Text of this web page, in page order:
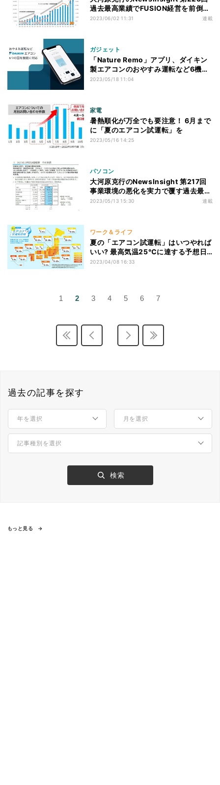
過去最高業績でFUSION経営を前倒
し、ダイキンが掲げる「一流の実行」
2023/06/02 11:31 連載
ガジェット
「Nature Remo」アプリ、ダイキン
製エアコンのおやすみ運転など6機能
に対応
2023/05/18 11:04
家電
暑熱順化が万全でも要注意！ 6月まで
に「夏のエアコン試運転」を
2023/05/16 14:25
パソコン
大河原克行のNewsInsight 第217回
事業環境の悪化を実力で覆す過去最高
業績、ダイキンの強みは企業文化と実
2023/05/13 15:30 連載
ワーク＆ライフ
夏の「エアコン試運転」はいつやれば
いい? 最高気温25℃に達する予想日
をダイキンが公開
2023/04/08 16:33
1 2 3 4 5 6 7
過去の記事を探す
もっと見る